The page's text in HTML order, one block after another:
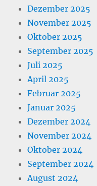
Dezember 2025
November 2025
Oktober 2025
September 2025
Juli 2025
April 2025
Februar 2025
Januar 2025
Dezember 2024
November 2024
Oktober 2024
September 2024
August 2024